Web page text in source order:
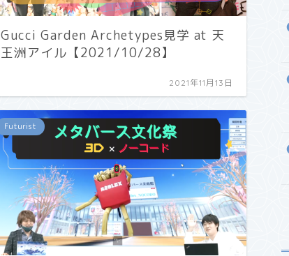
Gucci Garden Archetypes見学 at 天
王洲アイル【2021/10/28】
2021年11月13日
Futurist